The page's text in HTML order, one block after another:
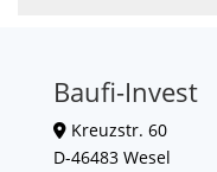
Baufi-Invest
Kreuzstr. 60
D-46483 Wesel